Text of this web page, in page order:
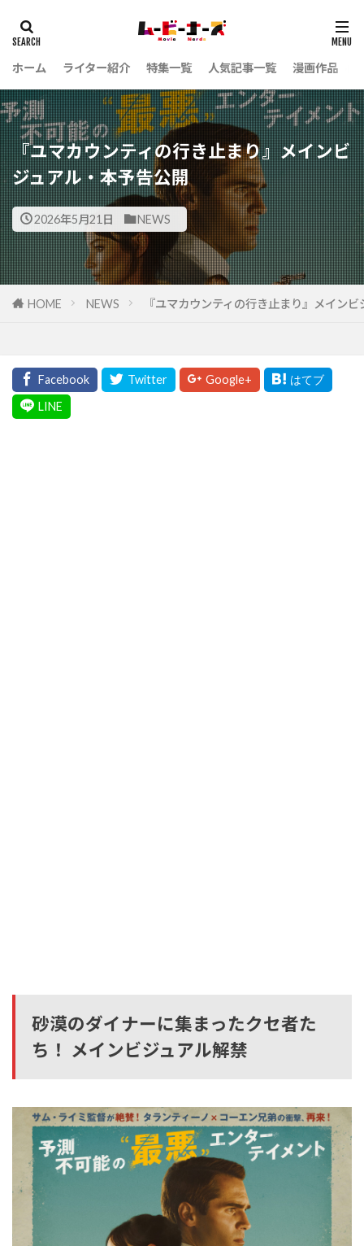
ホーム ライター紹介 特集一覧 人気記事一覧 漫画作品
『ユマカウンティの行き止まり』メインビ
ジュアル・本予告公開
2026年5月21日 NEWS
HOME NEWS 『ユマカウンティの行き止まり』メイン
砂漠のダイナーに集まったクセ者た
ち！ メインビジュアル解禁